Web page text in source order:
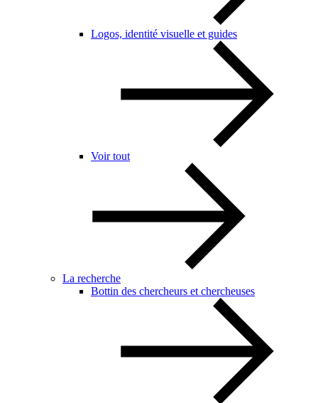
Logos, identité visuelle et guides
Voir tout
La recherche
Bottin des chercheurs et chercheuses